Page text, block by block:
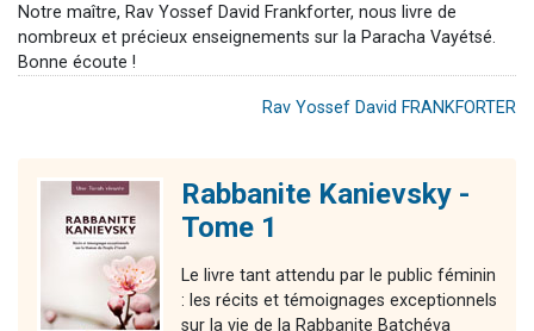
Notre maître, Rav Yossef David Frankforter, nous livre de
nombreux et précieux enseignements sur la Paracha Vayétsé.
Bonne écoute !
Rav Yossef David FRANKFORTER
Rabbanite Kanievsky -
Tome 1
Le livre tant attendu par le public féminin
: les récits et témoignages exceptionnels
sur la vie de la Rabbanite Batchéva